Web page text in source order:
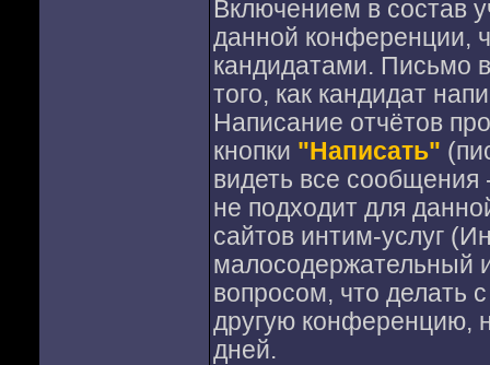
Включением в состав
данной конференции,
кандидатами. Письмо
того, как кандидат
Написание отчётов
кнопки "Написать"
видеть все сообщения
не подходит для
сайтов интим-услуг
малосодержательный
вопросом, что делать
другую конференцию,
дней.